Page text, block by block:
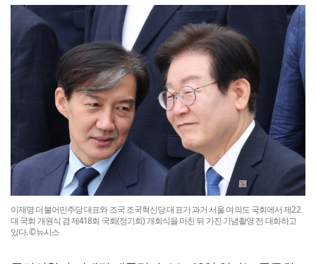
이재명 더불어민주당 대표와 조국 조국혁신당 대표가 과거 서울 여의도 국회에서 제22
대 국회 개원식 겸 제418회 국회(정기회) 개회식을 마친 뒤 가진 기념촬영 전 대화하고
있다. ©뉴시스